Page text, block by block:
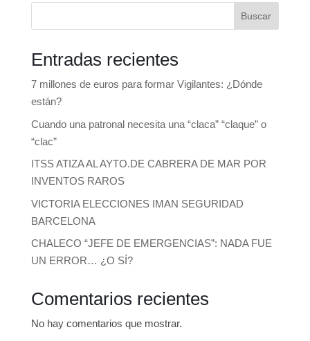
Buscar
Entradas recientes
7 millones de euros para formar Vigilantes: ¿Dónde
están?
Cuando una patronal necesita una “claca” “claque” o
“clac”
ITSS ATIZA AL AYTO.DE CABRERA DE MAR POR
INVENTOS RAROS
VICTORIA ELECCIONES IMAN SEGURIDAD
BARCELONA
CHALECO “JEFE DE EMERGENCIAS”: NADA FUE
UN ERROR… ¿O SÍ?
Comentarios recientes
No hay comentarios que mostrar.